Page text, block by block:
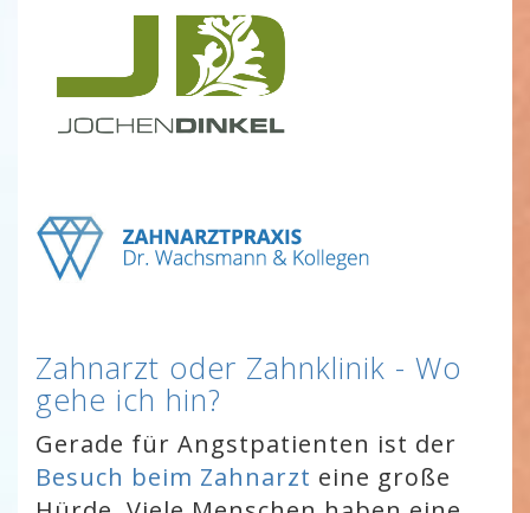
Zahnarzt oder Zahnklinik - Wo
gehe ich hin?
Gerade für Angstpatienten ist der
Besuch beim Zahnarzt eine große